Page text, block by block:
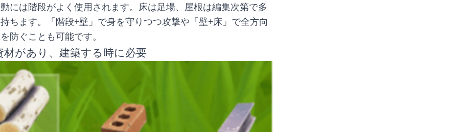
には階段がよく使用されます。床は足場、屋根は編集次第で多
ちます。「階段+壁」で身を守りつつ攻撃や「壁+床」で全方向
防ぐことも可能です。
材があり、建築する時に必要